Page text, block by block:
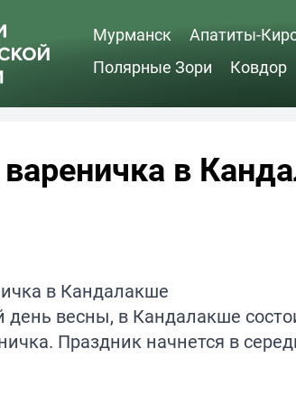
Мурманск Апатиты-
Полярные Зори
Ковдор
в
день весны, в Кандалакше
Праздник начнется в